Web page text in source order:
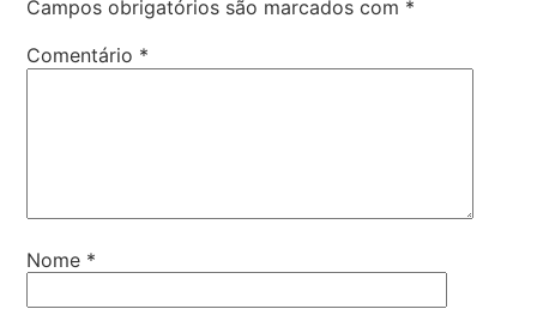
Campos obrigatórios são marcados com *
Comentário *
Nome *